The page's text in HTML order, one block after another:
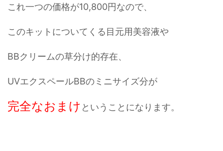
これ一つの価格が10,800円なので、
このキットについてくる目元用美容液や
BBクリームの草分け的存在、
UVエクスペールBBのミニサイズ分が
完全なおまけ ということになります。